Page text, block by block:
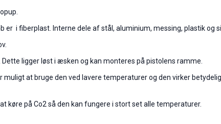
i fiberplast. Interne dele af stål, aluminium, messing, plastik og
ligger løst i æsken og kan monteres på pistolens ramme.
at bruge den ved lavere temperaturer og den virker
køre på Co2 så den kan fungere i stort set alle temperaturer.